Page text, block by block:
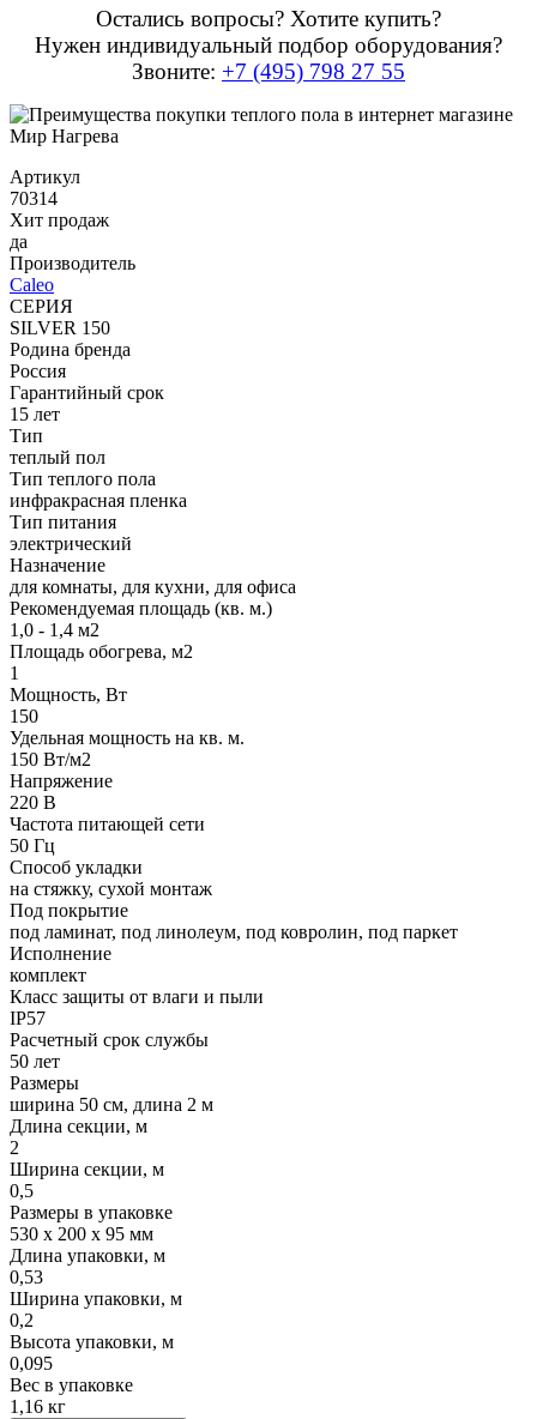
Остались вопросы? Хотите купить?
Нужен индивидуальный подбор оборудования?
Звоните: +7 (495) 798 27 55
Артикул
70314
Хит продаж
да
Производитель
Caleo
СЕРИЯ
SILVER 150
Родина бренда
Россия
Гарантийный срок
15 лет
Тип
теплый пол
Тип теплого пола
инфракрасная пленка
Тип питания
электрический
Назначение
для комнаты, для кухни, для офиса
Рекомендуемая площадь (кв. м.)
1,0 - 1,4 м2
Площадь обогрева, м2
1
Мощность, Вт
150
Удельная мощность на кв. м.
150 Вт/м2
Напряжение
220 В
Частота питающей сети
50 Гц
Способ укладки
на стяжку, сухой монтаж
Под покрытие
под ламинат, под линолеум, под ковролин, под паркет
Исполнение
комплект
Класс защиты от влаги и пыли
IP57
Расчетный срок службы
50 лет
Размеры
ширина 50 см, длина 2 м
Длина секции, м
2
Ширина секции, м
0,5
Размеры в упаковке
530 х 200 х 95 мм
Длина упаковки, м
0,53
Ширина упаковки, м
0,2
Высота упаковки, м
0,095
Вес в упаковке
1,16 кг